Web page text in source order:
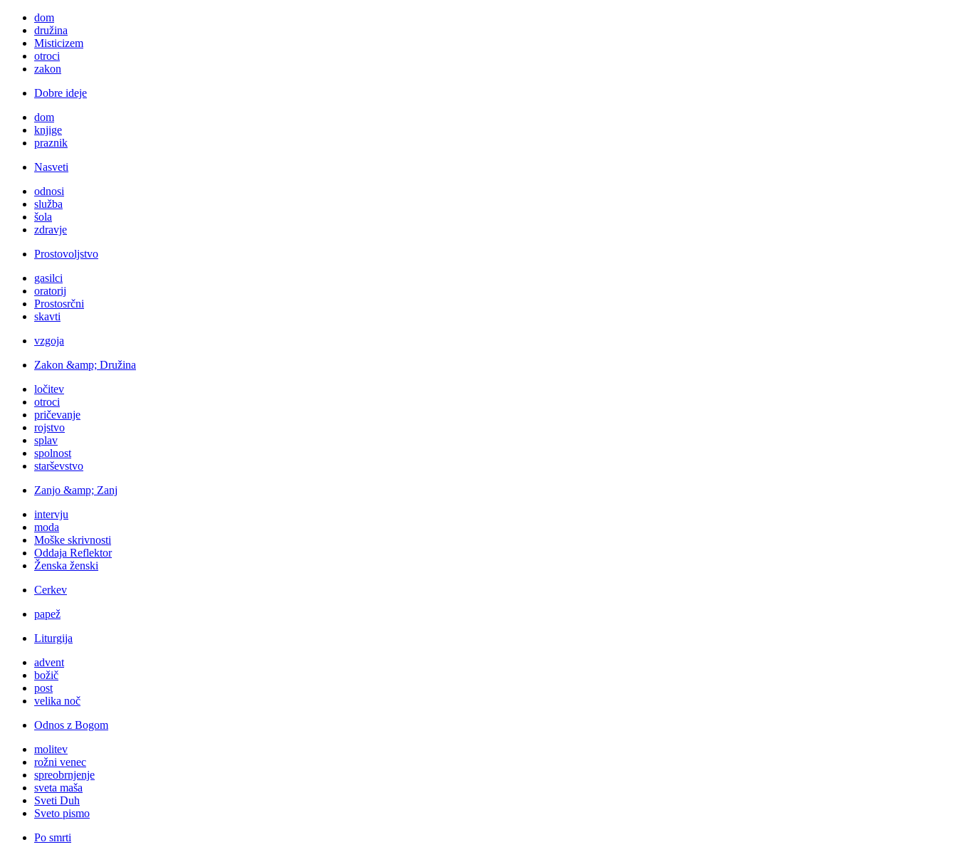
dom
družina
Misticizem
otroci
zakon
Dobre ideje
dom
knjige
praznik
Nasveti
odnosi
služba
šola
zdravje
Prostovoljstvo
gasilci
oratorij
Prostosrčni
skavti
vzgoja
Zakon &amp; Družina
ločitev
otroci
pričevanje
rojstvo
splav
spolnost
starševstvo
Zanjo &amp; Zanj
intervju
moda
Moške skrivnosti
Oddaja Reflektor
Ženska ženski
Cerkev
papež
Liturgija
advent
božič
post
velika noč
Odnos z Bogom
molitev
rožni venec
spreobrnjenje
sveta maša
Sveti Duh
Sveto pismo
Po smrti